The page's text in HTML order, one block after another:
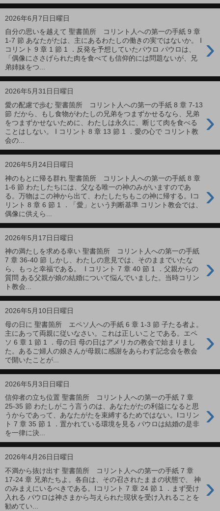
2026年6月7日日曜日
›
自分の思いを越えて 聖書箇所 コリント人への第一の手紙 9 章
1-7 節 あなたがたは、主にあるわたしの働きの実ではないか。 Ⅰ
コリント 9 章 1 節 1 ．反発を予想していたパウロ パウロは、
「偶像にささげられた肉を食べても信仰的には問題ないが、兄
弟姉妹をつ...
2026年5月31日日曜日
›
愛の配慮で歩む 聖書箇所 コリント人への第一の手紙 8 章 7-13
節 だから、もし食物がわたしの兄弟をつまずかせるなら、兄弟
をつまずかせないために、わたしは永久に、断じて肉を食べる
ことはしない。 Ⅰ コリント 8 章 13 節 1 ．愛の心で コリント教
会の...
2026年5月24日日曜日
›
神のもとに帰る群れ 聖書箇所 コリント人への第一の手紙 8 章
1-6 節 わたしたちには、父なる唯一の神のみがいますのであ
る。万物はこの神から出て、わたしたちもこの神に帰する。Ⅰコ
リント 8 章 6 節 1 ．「愛」という判断基準 コリント教会では、
偶像に供えら...
2026年5月17日日曜日
›
神の満たしを求める幸い 聖書箇所 コリント人への第一の手紙
7 章 36-40 節 しかし、わたしの意見では、そのままでいたな
ら、もっと幸福である。 Ⅰ コリント 7 章 40 節 1 ．父親からの
質問 ある父親が娘の結婚について悩んでいました。当時コリン
ト教会...
2026年5月10日日曜日
›
母の日に 聖書箇所 エペソ人への手紙 6 章 1-3 節 子たる者よ。
主にあって両親に従いなさい。これは正しいことである。エペ
ソ 6 章 1 節 1 ．母の日 母の日はアメリカの教会で始まりまし
た。あるご婦人の娘さんが母親に感謝をあらわす記念会を教会
で開いたことが...
2026年5月3日日曜日
›
信仰者の立ち位置 聖書箇所 コリント人への第一の手紙 7 章
25-35 節 わたしがこう言うのは、あなたがたの利益になると思
うからであって、あなたがたを束縛するためではない。Ⅰコリン
ト 7 章 35 節 1 ．置かれている環境を見る パウロは結婚の是非
を一律に決...
2026年4月26日日曜日
›
不満から抜け出す 聖書箇所 コリント人への第一の手紙 7 章
17-24 章 兄弟たちよ。各自は、その召されたままの状態で、 神
のみまえにいるべきである。Ⅰコリント 7 章 24 節 1 ．まず受け
入れる パウロは神さまから与えられた現状を受け入れることを
勧めてい...